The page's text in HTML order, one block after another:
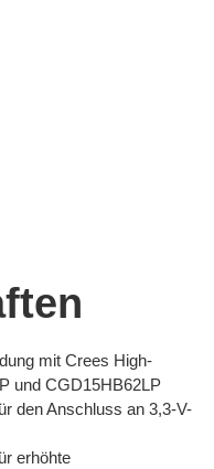
mit Crees High-
und CGD15HB62LP
den Anschluss an 3,3-V-
erhöhte